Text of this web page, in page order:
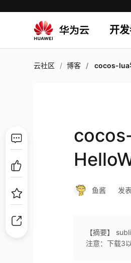
开
云社区 博客 cocos-lua学
鱼酱 发
【摘要】
注意：下载3